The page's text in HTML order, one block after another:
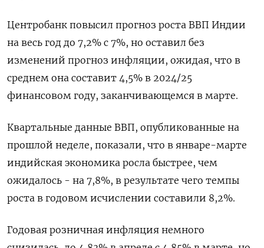
Центробанк повысил прогноз роста ВВП Индии
на весь год до 7,2% с 7%, но оставил без
изменений прогноз инфляции, ожидая, что в
среднем она составит 4,5% в 2024/25
финансовом году, заканчивающемся в марте.
Квартальные данные ВВП, опубликованные на
прошлой неделе, показали, что в январе-марте
индийская экономика росла быстрее, чем
ожидалось - на 7,8%, в результате чего темпы
роста в годовом исчислении составили 8,2%.
Годовая розничная инфляция немного